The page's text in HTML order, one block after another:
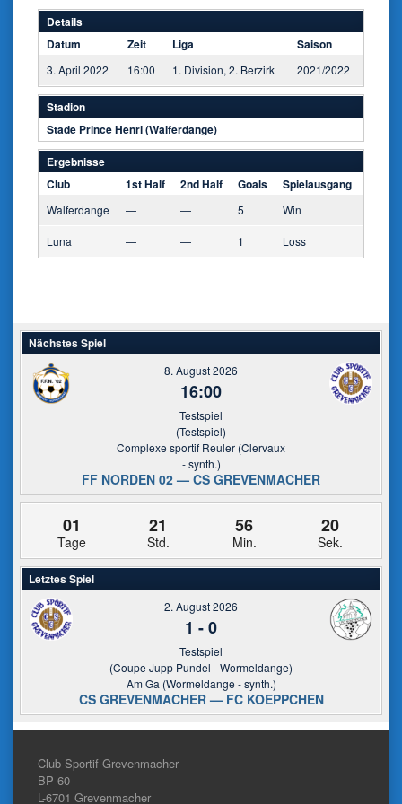
Details
Datum
Zeit Liga Saison
3. April 2022 16:00 1. Division, 2. Berzirk 2021/2022
Stadion
Stade Prince Henri (Walferdange)
Ergebnisse
Club
1st Half 2nd Half Goals Spielausgang
Walferdange — — 5 Win
Luna — — 1 Loss
Nächstes Spiel
8. August 2026
16:00
Testspiel
(Testspiel)
Complexe sportif Reuler (Clervaux
- synth.)
FF NORDEN 02 — CS GREVENMACHER
01
Tage
21
Std.
56
Min.
19
Sek.
Letztes Spiel
2. August 2026
1 -0
Testspiel
(Coupe Jupp Pundel - Wormeldange)
Am Ga (Wormeldange - synth.)
CS GREVENMACHER — FC KOEPPCHEN
Club Sportif Grevenmacher
BP 60
L-6701 Grevenmacher